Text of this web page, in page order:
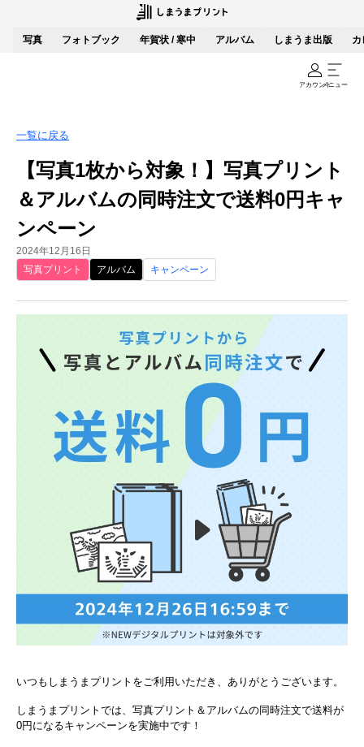
写真 フォトブック 年賀状 / 寒中 アルバム しまうま出版 カ
アカウントメニュー
一覧に戻る
【写真1枚から対象！】写真プリント
＆アルバムの同時注文で送料0円キャ
ンペーン
2024年12月16日
写真プリント
アルバム キャンペーン
いつもしまうまプリントをご利用いただき、ありがとうございます。
しまうまプリントでは、写真プリント＆アルバムの同時注文で送料が
0円になるキャンペーンを実施中です！